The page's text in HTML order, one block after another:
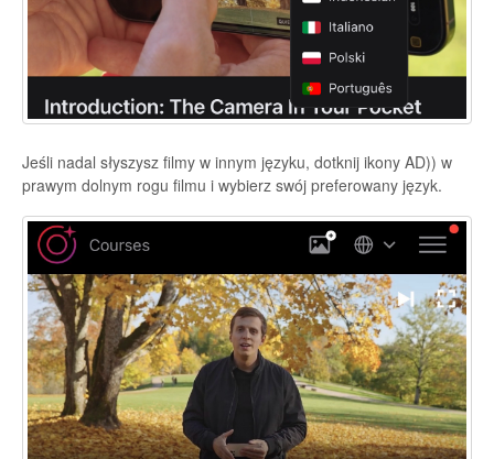
Jeśli nadal słyszysz filmy w innym języku, dotknij ikony AD)) w
prawym dolnym rogu filmu i wybierz swój preferowany język.